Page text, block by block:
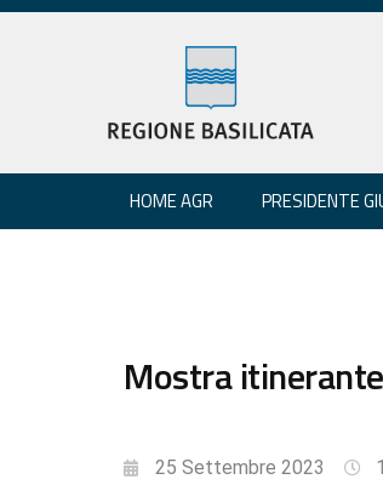
HOME AGR PRESIDENTE
Mostra
25 Settembre 2023